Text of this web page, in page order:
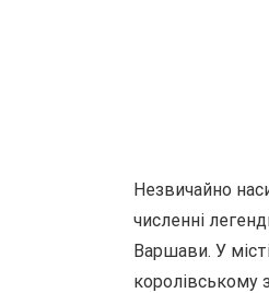
Незвичайно
численні
Варшави. У
королівському